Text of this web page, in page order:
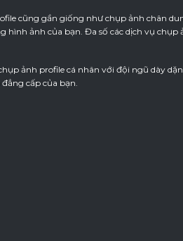
cũng gần giống như chụp ảnh chân
hình ảnh của bạn. Đa số các dịch vụ
ảnh profile cá nhân với đội ngũ dày
cấp của bạn.